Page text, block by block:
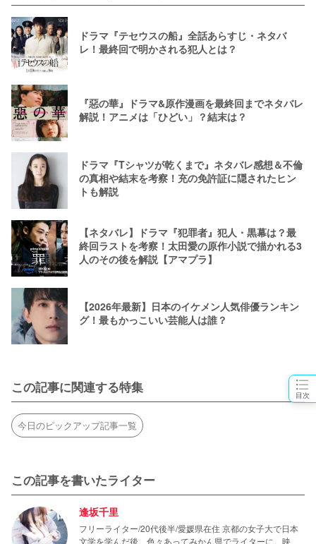
目次
ドラマ『テセウスの船』全話あらすじ・ネタバ
レ！最終回で明かされる犯人とは？
『惡の華』ドラマ&原作漫画を最終回までネタバレ
解説！アニメは「ひどい」？結末は？
ドラマ『Tシャツが乾くまで』ネタバレ感想＆不倫
の真相や結末を考察！充の免許証に隠されたヒン
トも解説
【ネタバレ】ドラマ『犯罪者』犯人・黒幕は？最
終回ラストを考察！太田愛の原作小説で描かれる3
人のその後を解説【アマプラ】
【2026年最新】日本のイケメン人気俳優ランキン
グ！最もかっこいい芸能人は誰？
この記事に関連する特集
今日のピックアップ記事一覧
この記事を書いたライター
逢坂千里
フリーライター/20代後半/愛媛県在住 京都の女子大で日本
文学を学んだ後、色々あってみかん県でライターに。映